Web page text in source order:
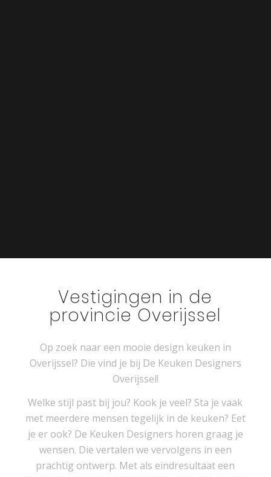
Vestigingen in de
provincie Overijssel
Op zoek naar een mooie design keuken in
Overijssel? Die vind je bij De Keuken Designers
Overijssel!
Welke stijl past bij jou? Kook je veel? Sta je vaak
met meerdere mensen tegelijk in de keuken? Eet
je er ook? De Keuken Designers horen graag je
wensen. Die vertalen we vervolgens in een
prachtig ontwerp. Met als eindresultaat een